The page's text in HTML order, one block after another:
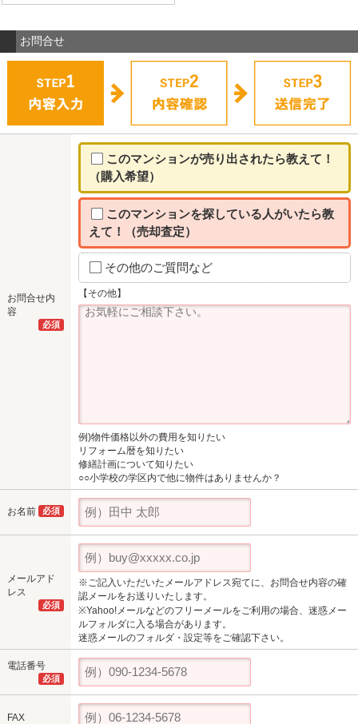
お問合せ
お問合せ内
容
必須
このマンションが売り出されたら教えて！
（購入希望）
このマンションを探している人がいたら教
えて！（売却査定）
その他のご質問など
【その他】
例)物件価格以外の費用を知りたい
リフォーム暦を知りたい
修繕計画について知りたい
○○小学校の学区内で他に物件はありませんか？
お名前 必須
メールアド
レス
必須
※ご記入いただいたメールアドレス宛てに、お問合せ内容の確
認メールをお送りいたします。
※Yahoo!メールなどのフリーメールをご利用の場合、迷惑メー
ルフォルダに入る場合があります。
迷惑メールのフォルダ・設定等をご確認下さい。
電話番号
必須
FAX